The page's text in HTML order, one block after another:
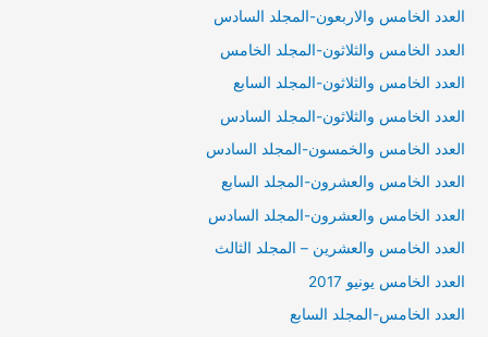
العدد الخامس والاربعون-المجلد السادس
العدد الخامس والثلاثون-المجلد الخامس
العدد الخامس والثلاثون-المجلد السابع
العدد الخامس والثلاثون-المجلد السادس
العدد الخامس والخمسون-المجلد السادس
العدد الخامس والعشرون-المجلد السابع
العدد الخامس والعشرون-المجلد السادس
العدد الخامس والعشرين – المجلد الثالث
العدد الخامس يونيو 2017
العدد الخامس-المجلد السابع